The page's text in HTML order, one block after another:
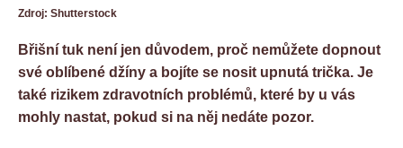
Zdroj: Shutterstock
Břišní tuk není jen důvodem, proč nemůžete dopnout
své oblíbené džíny a bojíte se nosit upnutá trička. Je
také rizikem zdravotních problémů, které by u vás
mohly nastat, pokud si na něj nedáte pozor.